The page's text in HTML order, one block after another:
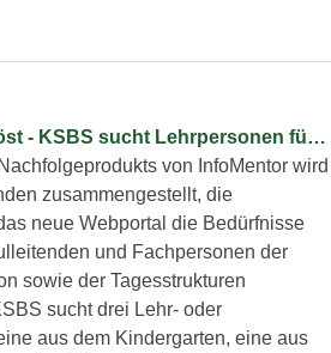
InfoMentor wird abgelöst - KSBS sucht Lehrpersonen für Nutzungsgruppe
von InfoMentor wird
zusammengestellt, die
neue Webportal die Bedürfnisse
und Fachpersonen der
sowie der Tagesstrukturen
sucht drei Lehr- oder
aus dem Kindergarten, eine aus